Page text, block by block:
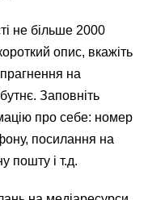
не більше 2000
опис, вкажіть
на
Заповніть
про себе: номер
посилання на
пошту і т.д.